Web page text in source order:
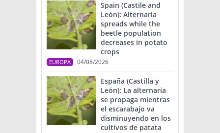
Spain (Castile and
León): Alternaria
spreads while the
beetle population
decreases in potato
crops
EUROPA 04/08/2026
España (Castilla y
León): La alternaria
se propaga mientras
el escarabajo va
disminuyendo en los
cultivos de patata